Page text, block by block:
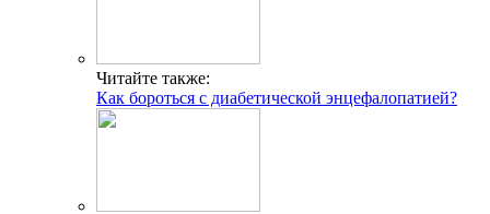
Читайте также:
Как бороться с диабетической энцефалопатией?